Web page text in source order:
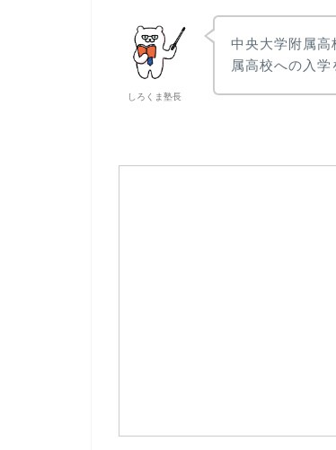
しろくま塾長
中央大学附属
属高校への入学